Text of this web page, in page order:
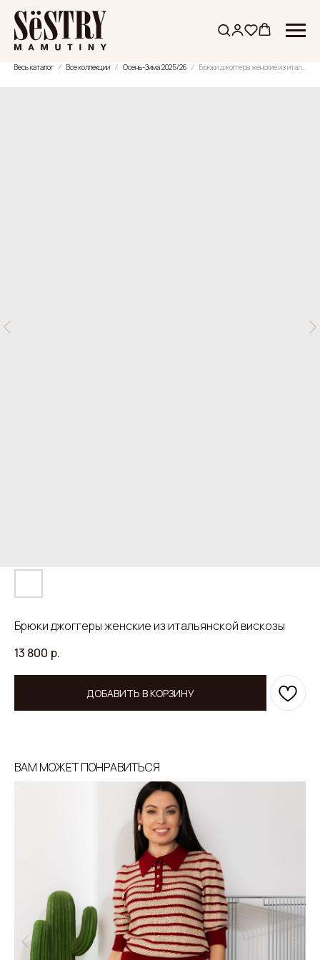
Весь каталог Все коллекции Осень-Зима 2025/26
Брюки джоггеры женские из итальянской вискозы
13 800 р.
ДОБАВИТЬ В КОРЗИНУ
ВАМ МОЖЕТ ПОНРАВИТЬСЯ